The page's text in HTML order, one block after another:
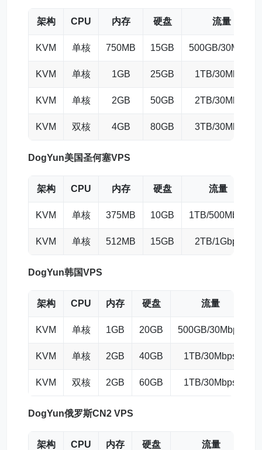
架构 CPU 内存 硬盘 流量
KVM 单核 750MB 15GB 500GB/30Mbps
KVM 单核 1GB 25GB 1TB/30Mbps
KVM 单核 2GB 50GB 2TB/30Mbps
KVM 双核 4GB 80GB 3TB/30Mbps
DogYun美国圣何塞VPS
架构 CPU 内存 硬盘 流量
KVM 单核 375MB 10GB 1TB/500Mbps
KVM 单核 512MB 15GB 2TB/1Gbps
DogYun韩国VPS
架构 CPU 内存 硬盘 流量
KVM 单核 1GB 20GB 500GB/30Mbps
KVM 单核 2GB 40GB 1TB/30Mbps
KVM 双核 2GB 60GB 1TB/30Mbps
DogYun俄罗斯CN2 VPS
架构 CPU 内存 硬盘 流量